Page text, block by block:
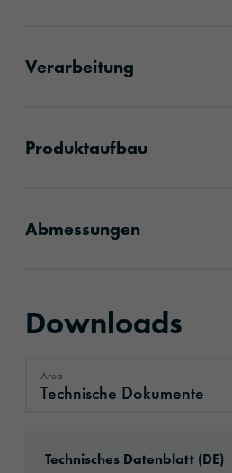
Verarbeitung
Produktaufbau
Abmessungen
Downloads
Area
Technische Dokumente
Technisches Datenblatt (DE)